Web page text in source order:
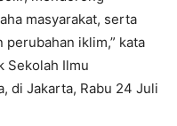
masyarakat, serta
iklim,” kata
Sekolah Ilmu
di Jakarta, Rabu 24 Juli